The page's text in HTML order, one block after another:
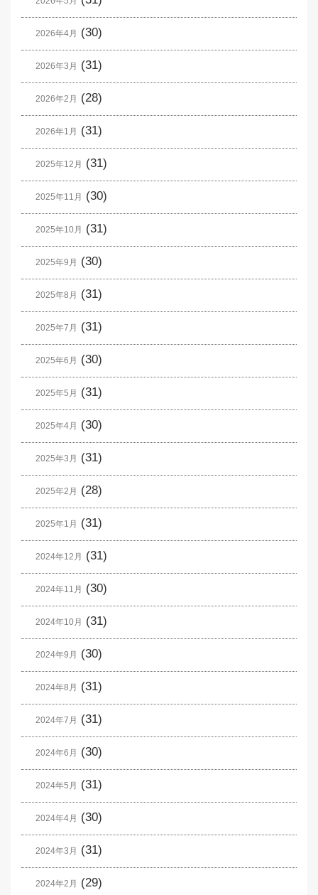
2026年4月 (30)
2026年3月 (31)
2026年2月 (28)
2026年1月 (31)
2025年12月 (31)
2025年11月 (30)
2025年10月 (31)
2025年9月 (30)
2025年8月 (31)
2025年7月 (31)
2025年6月 (30)
2025年5月 (31)
2025年4月 (30)
2025年3月 (31)
2025年2月 (28)
2025年1月 (31)
2024年12月 (31)
2024年11月 (30)
2024年10月 (31)
2024年9月 (30)
2024年8月 (31)
2024年7月 (31)
2024年6月 (30)
2024年5月 (31)
2024年4月 (30)
2024年3月 (31)
2024年2月 (29)